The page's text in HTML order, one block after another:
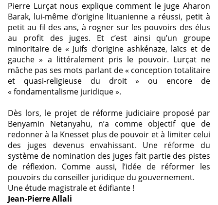
Pierre Lurçat nous explique comment le juge Aharon
Barak, lui-même d’origine lituanienne a réussi, petit à
petit au fil des ans, à rogner sur les pouvoirs des élus
au profit des juges. Et c’est ainsi qu’un groupe
minoritaire de « Juifs d’origine ashkénaze, laïcs et de
gauche » a littéralement pris le pouvoir. Lurçat ne
mâche pas ses mots parlant de « conception totalitaire
et quasi-religieuse du droit » ou encore de
« fondamentalisme juridique ».
Dès lors, le projet de réforme judiciaire proposé par
Benyamin Netanyahu, n’a comme objectif que de
redonner à la Knesset plus de pouvoir et à limiter celui
des juges devenus envahissant. Une réforme du
système de nomination des juges fait partie des pistes
de réflexion. Comme aussi, l’idée de réformer les
pouvoirs du conseiller juridique du gouvernement.
Une étude magistrale et édifiante !
Jean-Pierre Allali